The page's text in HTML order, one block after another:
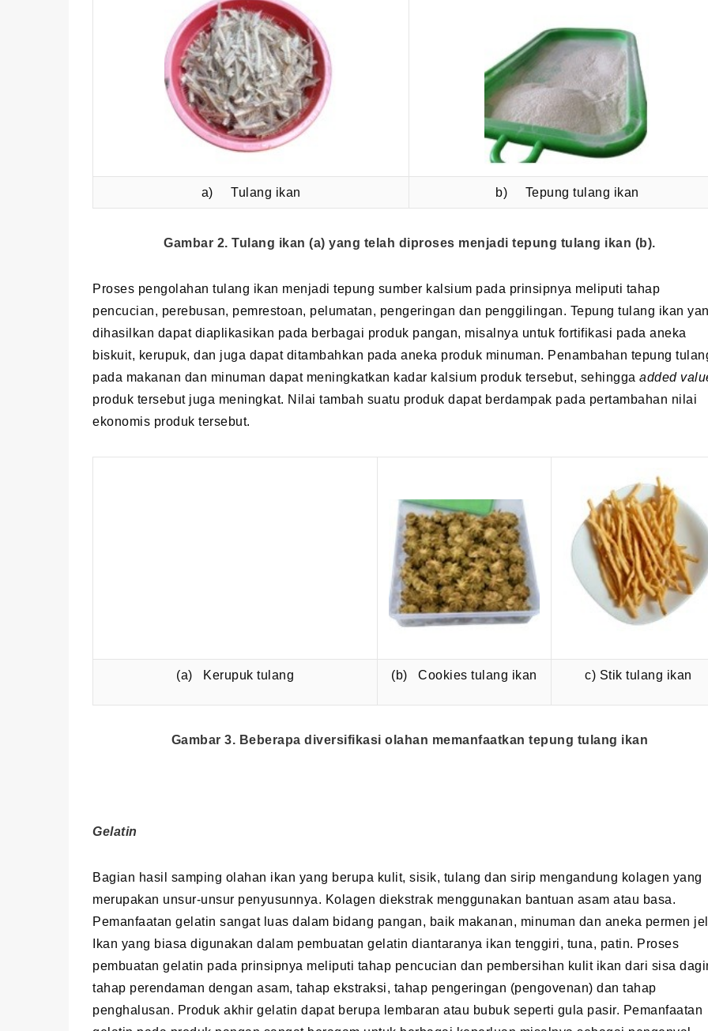
a) Tulang ikan b) Tepung tulang ikan
Gambar 2. Tulang ikan (a) yang telah diproses menjadi tepung tulang ikan (b).
Proses pengolahan tulang ikan menjadi tepung sumber kalsium pada prinsipnya meliputi tahap
pencucian, perebusan, pemrestoan, pelumatan, pengeringan dan penggilingan. Tepung tulang ikan
dihasilkan dapat diaplikasikan pada berbagai produk pangan, misalnya untuk fortifikasi pada aneka
biskuit, kerupuk, dan juga dapat ditambahkan pada aneka produk minuman. Penambahan tepung
pada makanan dan minuman dapat meningkatkan kadar kalsium produk tersebut, sehingga added
produk tersebut juga meningkat. Nilai tambah suatu produk dapat berdampak pada pertambahan nilai
ekonomis produk tersebut.
(a) Kerupuk tulang (b) Cookies tulang ikan c) Stik tulang ikan
Gambar 3. Beberapa diversifikasi olahan memanfaatkan tepung tulang ikan
Gelatin
Bagian hasil samping olahan ikan yang berupa kulit, sisik, tulang dan sirip mengandung kolagen yang
merupakan unsur-unsur penyusunnya. Kolagen diekstrak menggunakan bantuan asam atau basa.
Pemanfaatan gelatin sangat luas dalam bidang pangan, baik makanan, minuman dan aneka permen
Ikan yang biasa digunakan dalam pembuatan gelatin diantaranya ikan tenggiri, tuna, patin. Proses
pembuatan gelatin pada prinsipnya meliputi tahap pencucian dan pembersihan kulit ikan dari sisa
tahap perendaman dengan asam, tahap ekstraksi, tahap pengeringan (pengovenan) dan tahap
penghalusan. Produk akhir gelatin dapat berupa lembaran atau bubuk seperti gula pasir. Pemanfaatan